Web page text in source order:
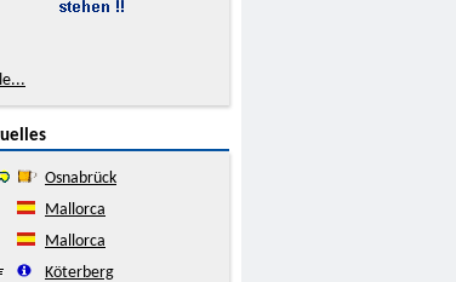
Osnabrück
Mallorca
Mallorca
Köterberg